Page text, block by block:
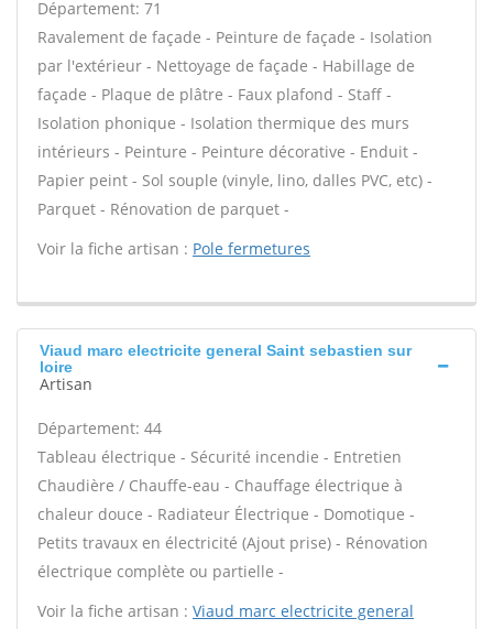
Département: 71
Ravalement de façade - Peinture de façade - Isolation
par l'extérieur - Nettoyage de façade - Habillage de
façade - Plaque de plâtre - Faux plafond - Staff -
Isolation phonique - Isolation thermique des murs
intérieurs - Peinture - Peinture décorative - Enduit -
Papier peint - Sol souple (vinyle, lino, dalles PVC, etc) -
Parquet - Rénovation de parquet -
Voir la fiche artisan : Pole fermetures
Viaud marc electricite general Saint sebastien sur
loire
Artisan
Département: 44
Tableau électrique - Sécurité incendie - Entretien
Chaudière / Chauffe-eau - Chauffage électrique à
chaleur douce - Radiateur Électrique - Domotique -
Petits travaux en électricité (Ajout prise) - Rénovation
électrique complète ou partielle -
Voir la fiche artisan : Viaud marc electricite general